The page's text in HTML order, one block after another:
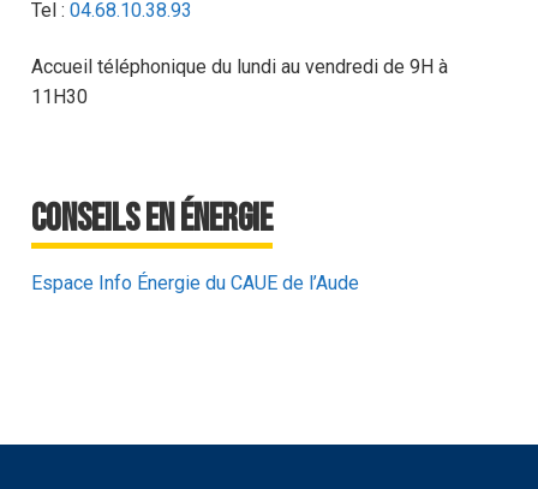
Tel : 04.68.10.38.93
Accueil téléphonique du lundi au vendredi de 9H à
11H30
Conseils en Énergie
Espace Info Énergie du CAUE de l’Aude